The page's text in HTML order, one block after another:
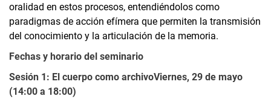
Curso
Principales ámbitos de investigación
Laura Jácome-Orozco
Laura Flórez
Lada Nakonechna
Elena Brückner
oralidad en estos procesos, entendiéndolos como
paradigmas de acción efímera que permiten la transmisión
del conocimiento y la articulación de la memoria.
Fechas y horario del seminario
Sesión 1: El cuerpo como archivoViernes, 29 de mayo
(14:00 a 18:00)